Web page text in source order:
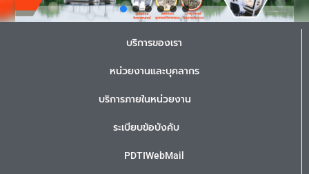
บริการของเรา
หน่วยงานและบุคลากร
บริการภายในหน่วยงาน
ระเบียบข้อบังคับ
PDTIWebMail